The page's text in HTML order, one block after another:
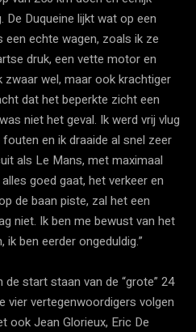
De Duqueine lijkt wat op een
echte wagen, zoals ik ze
druk, een vette motor en
zwaar wel, maar ook krachtiger
dat het beperkte zicht een
niet het geval. Ik werd vrij vlug
en ik draaide al snel zeer
als Le Mans, met maximaal
goed gaat, het verkeer en
de baan piste, zal het een
niet. Ik ben me bewust van het
ik ben eerder ongeduldig.”
de start staan van de “grote” 24
vier vertegenwoordigers volgen
ook Jean Glorieux, Eric De